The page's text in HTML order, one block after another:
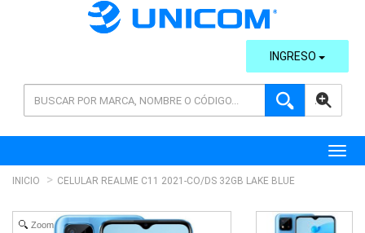
AVANZADA
INGRESO
INICIO CELULAR REALME C11 2021-CO/DS 32GB LAKE BLUE
Zoom